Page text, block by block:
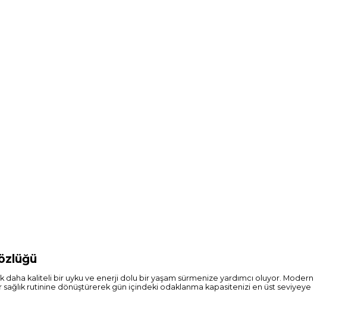
daha kaliteli bir uyku ve enerji dolu bir yaşam sürmenize yardımcı oluyor. Modern
sağlık rutinine dönüştürerek gün içindeki odaklanma kapasitenizi en üst seviyeye